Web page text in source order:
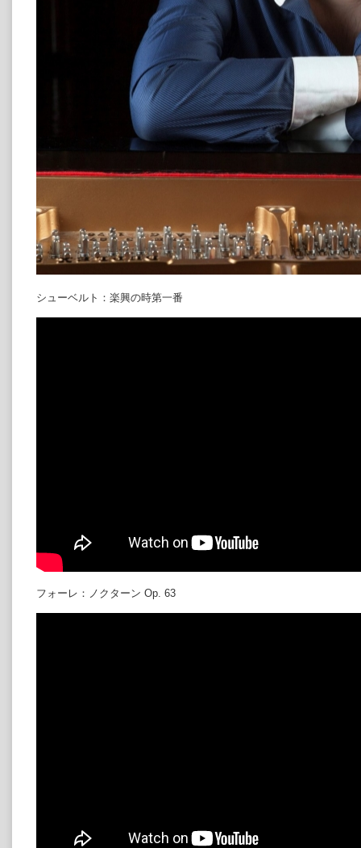
シューベルト：楽興の時第一番
フォーレ：ノクターン Op. 63